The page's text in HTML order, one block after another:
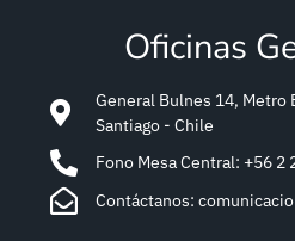
Oficinas
General Bulnes 14, Metro
Santiago - Chile
Fono Mesa Central: +56 2
Contáctanos: